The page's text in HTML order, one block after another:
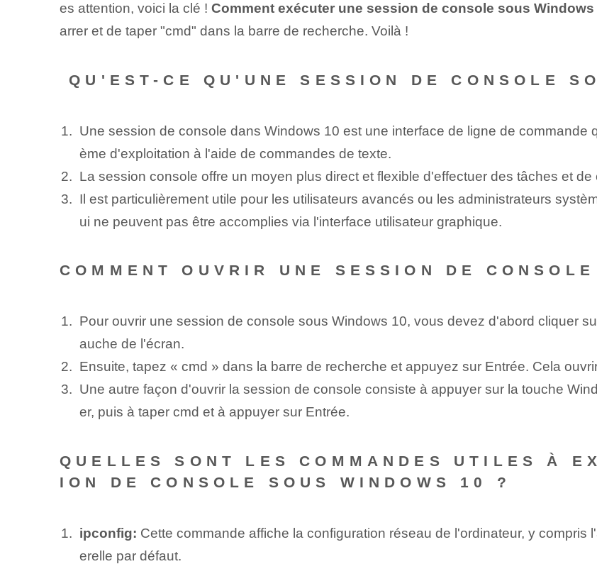
es attention, voici‌ la clé ! Comment exécuter une session de console sous Windows
arrer et de taper "cmd" dans la barre de recherche. Voilà !
QU'EST-CE QU'UNE SESSION DE CONSOLE
Une session de console dans Windows 10 est une interface de ligne de commande
ème d'exploitation à l'aide de commandes de texte.
La session console offre un moyen plus direct et flexible d'effectuer des tâches et
Il est particulièrement utile pour les utilisateurs avancés ou les administrateurs
ui ne peuvent pas être accomplies via l'interface utilisateur graphique.
COMMENT OUVRIR UNE SESSION DE
Pour ouvrir une session de console sous Windows 10, vous devez d'abord cliquer
auche de l'écran.
Ensuite, tapez « cmd » dans la barre de recherche et appuyez sur Entrée. Cela
Une autre façon d'ouvrir la session de console consiste à appuyer sur la touche
er, puis à taper cmd et à appuyer sur Entrée.
QUELLES SONT LES COMMANDES UTILES À
ION DE CONSOLE SOUS WINDOWS 10 ?
ipconfig: Cette commande affiche la configuration réseau de l'ordinateur, y
erelle par défaut.